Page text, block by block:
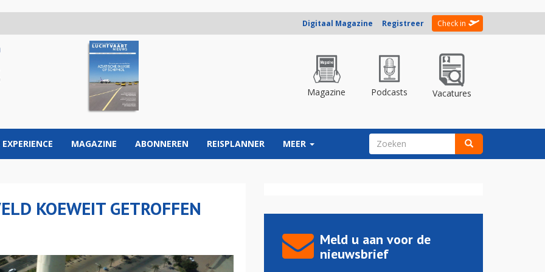
Digitaal Magazine Registreer Check in
Magazine Podcasts Vacatures
EXPERIENCE MAGAZINE ABONNEREN REISPLANNER MEER ZOEKVELD
KOEWEIT GETROFFEN
Meld u aan voor de
nieuwsbrief